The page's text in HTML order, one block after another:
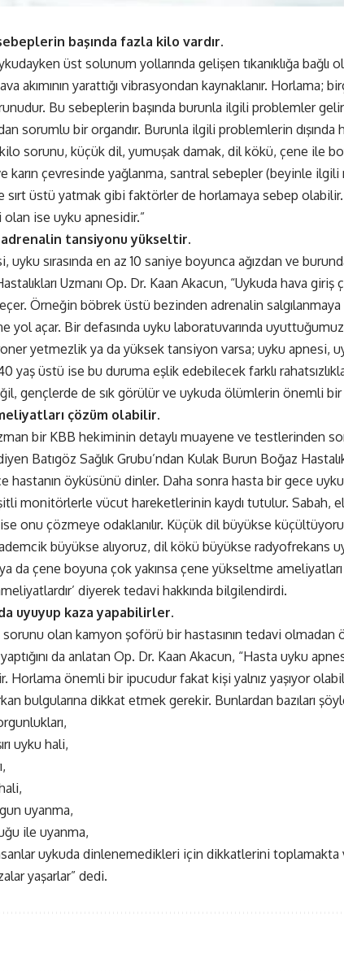
başında fazla kilo vardır.
üst solunum yollarında gelişen tıkanıklığa bağlı
akımının yarattığı vibrasyondan kaynaklanır. Horlama;
Bu sebeplerin başında burunla ilgili problemler
sorumlu bir organdır. Burunla ilgili problemlerin
sorunu, küçük dil, yumuşak damak, dil kökü, çene ile
karın çevresinde yağlanma, santral sebepler (beyinle ilgili
sırt üstü yatmak gibi faktörler de horlamaya sebep
ise uyku apnesidir.”
adrenalin tansiyonu yükseltir.
uyku sırasında en az 10 saniye boyunca ağızdan ve
Uzmanı Op. Dr. Kaan Akacun, “Uykuda hava giriş
Örneğin böbrek üstü bezinden adrenalin
yol açar. Bir defasında uyku laboratuvarında uyuttuğumuz
yetmezlik ya da yüksek tansiyon varsa; uyku apnesi,
yaş üstü ise bu duruma eşlik edebilecek farklı
gençlerde de sık görülür ve uykuda ölümlerin önemli bir
çözüm olabilir.
bir KBB hekiminin detaylı muayene ve testlerinden
Batıgöz Sağlık Grubu’ndan Kulak Burun Boğaz
hastanın öyküsünü dinler. Daha sonra hasta bir gece
monitörlerle vücut hareketlerinin kaydı tutulur. Sabah,
onu çözmeye odaklanılır. Küçük dil büyükse
büyükse alıyoruz, dil kökü büyükse radyofrekans
da çene boyuna çok yakınsa çene yükseltme
diyerek tedavi hakkında bilgilendirdi.
uyuyup kaza yapabilirler.
olan kamyon şoförü bir hastasının tedavi olmadan
da anlatan Op. Dr. Kaan Akacun, “Hasta uyku
Horlama önemli bir ipucudur fakat kişi yalnız yaşıyor
bulgularına dikkat etmek gerekir. Bunlardan bazıları
uyku hali,
uyanma,
ile uyanma,
uykuda dinlenemedikleri için dikkatlerini toplamakta
yaşarlar” dedi.